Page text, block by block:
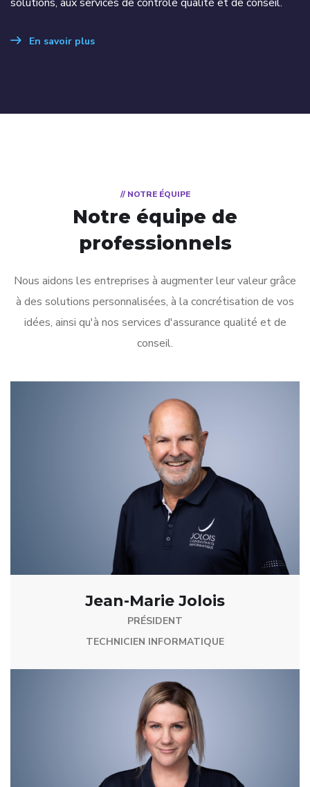
En savoir plus
// NOTRE ÉQUIPE
Notre équipe de
professionnels
Nous aidons les entreprises à augmenter leur valeur grâce
à des solutions personnalisées, à la concrétisation de vos
idées, ainsi qu'à nos services d'assurance qualité et de
conseil.
Jean-Marie Jolois
PRÉSIDENT
TECHNICIEN INFORMATIQUE